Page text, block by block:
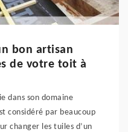
bon artisan
de votre toit à
dans son domaine
considéré par beaucoup
changer les tuiles d’un